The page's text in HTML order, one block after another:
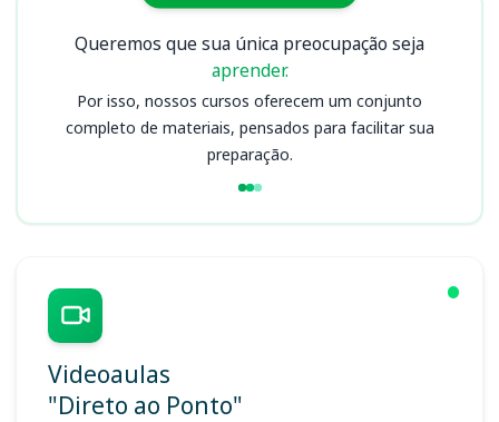
Queremos que sua única preocupação seja
aprender.
Por isso, nossos cursos oferecem um conjunto
completo de materiais, pensados para facilitar sua
preparação.
Videoaulas
"Direto ao Ponto"